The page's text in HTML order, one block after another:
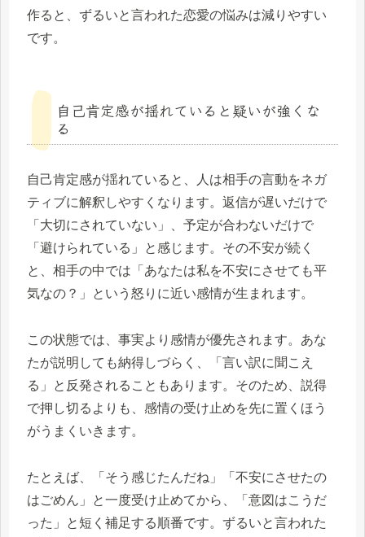
作ると、ずるいと言われた恋愛の悩みは減りやすい
です。
自己肯定感が揺れていると疑いが強くな
る
自己肯定感が揺れていると、人は相手の言動をネガ
ティブに解釈しやすくなります。返信が遅いだけで
「大切にされていない」、予定が合わないだけで
「避けられている」と感じます。その不安が続く
と、相手の中では「あなたは私を不安にさせても平
気なの？」という怒りに近い感情が生まれます。
この状態では、事実より感情が優先されます。あな
たが説明しても納得しづらく、「言い訳に聞こえ
る」と反発されることもあります。そのため、説得
で押し切るよりも、感情の受け止めを先に置くほう
がうまくいきます。
たとえば、「そう感じたんだね」「不安にさせたの
はごめん」と一度受け止めてから、「意図はこうだ
った」と短く補足する順番です。ずるいと言われた